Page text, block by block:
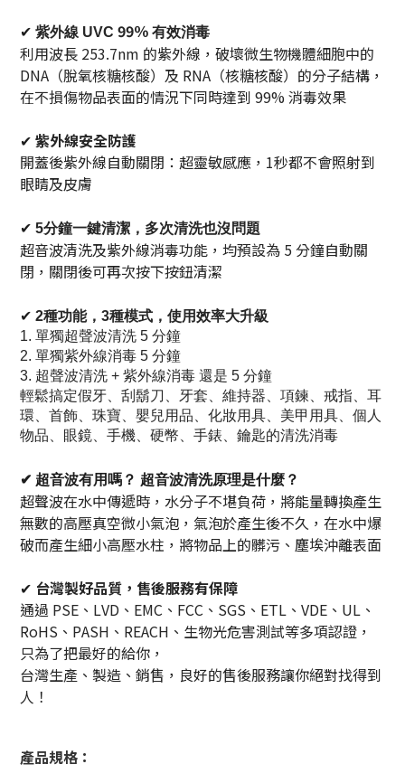
✔ 紫外線 UVC 99％ 有效消毒
利用波長 253.7nm 的紫外線，破壞微生物機體細胞中的
DNA（脫氧核糖核酸）及 RNA（核糖核酸）的分子結構，
在不損傷物品表面的情況下同時達到 99% 消毒效果
✔ 紫外線安全防護
開蓋後紫外線自動關閉：超靈敏感應，1秒都不會照射到
眼睛及皮膚
✔ 5分鐘一鍵清潔，多次清洗也沒問題
超音波清洗及紫外線消毒功能，均預設為 5 分鐘自動關
閉，關閉後可再次按下按鈕清潔
✔ 2種功能，3種模式，使用效率大升級
1. 單獨超聲波清洗 5 分鐘
2. 單獨紫外線消毒 5 分鐘
3. 超聲波清洗 + 紫外線消毒 還是 5 分鐘
輕鬆搞定假牙、刮鬍刀、牙套、維持器、項鍊、戒指、耳
環、首飾、珠寶、嬰兒用品、化妝用具、美甲用具、個人
物品、眼鏡、手機、硬幣、手錶、鑰匙的清洗消毒
✔ 超音波有用嗎？ 超音波清洗原理是什麼？
超聲波在水中傳遞時，水分子不堪負荷，將能量轉換產生
無數的高壓真空微小氣泡，氣泡於產生後不久，在水中爆
破而產生細小高壓水柱，將物品上的髒污、塵埃沖離表面
✔ 台灣製好品質，售後服務有保障
通過 PSE、LVD、EMC、FCC、SGS、ETL、VDE、UL、
RoHS、PASH、REACH、生物光危害測試等多項認證，
只為了把最好的給你，
台灣生產、製造、銷售，良好的售後服務讓你絕對找得到
人！
產品規格：